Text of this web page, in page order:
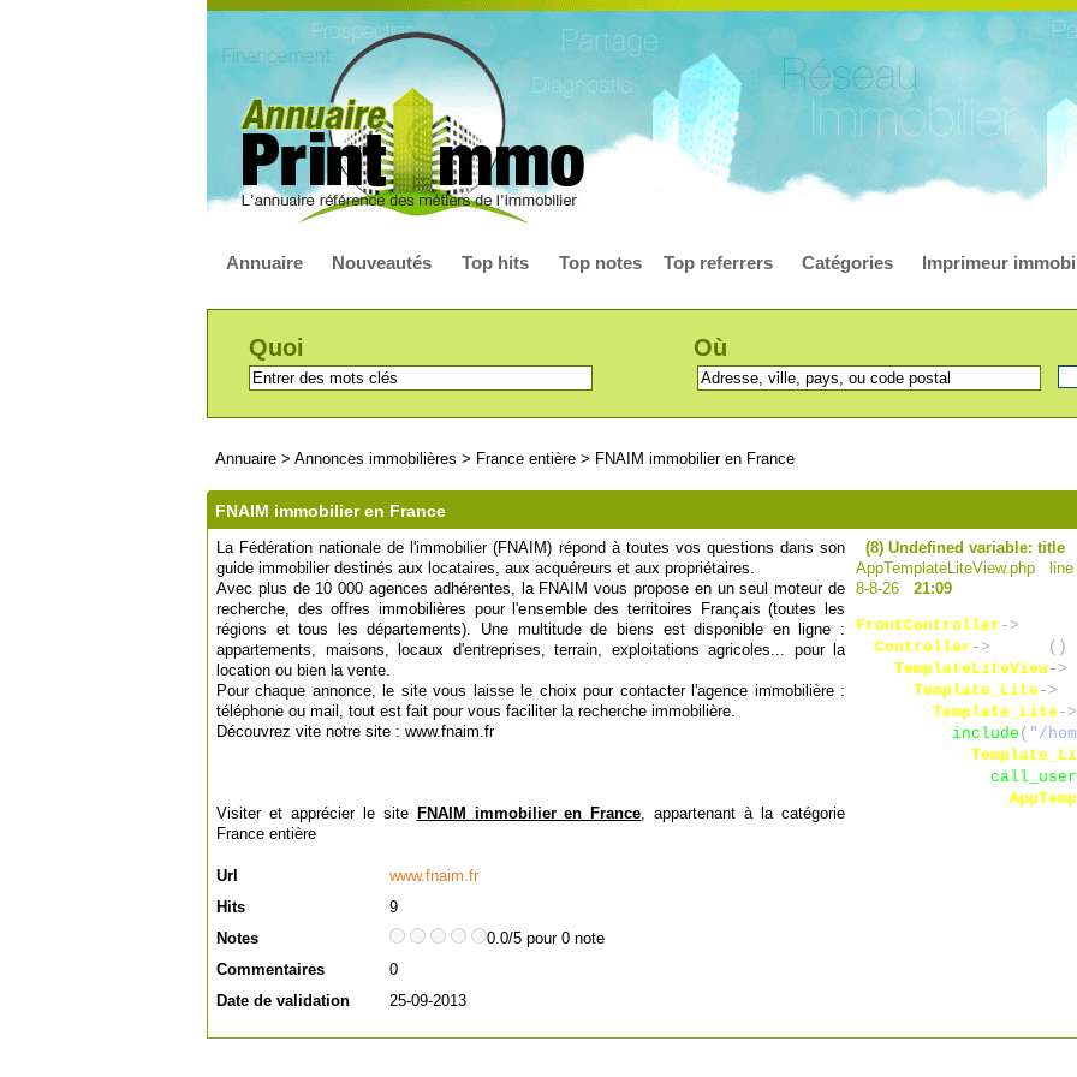
Annuaire Nouveautés Top hits Top notes Top referrers Catégories Imprimeur
Quoi Où
Annuaire > Annonces immobilières > France entière > FNAIM immobilier en France
FNAIM immobilier en France
La Fédération nationale de l'immobilier (FNAIM) répond à toutes vos questions dans son
guide immobilier destinés aux locataires, aux acquéreurs et aux propriétaires.
Avec plus de 10 000 agences adhérentes, la FNAIM vous propose en un seul moteur de
recherche, des offres immobilières pour l'ensemble des territoires Français (toutes les
régions et tous les départements). Une multitude de biens est disponible en ligne :
appartements, maisons, locaux d'entreprises, terrain, exploitations agricoles... pour la
location ou bien la vente.
Pour chaque annonce, le site vous laisse le choix pour contacter l'agence immobilière :
téléphone ou mail, tout est fait pour vous faciliter la recherche immobilière.
Découvrez vite notre site : www.fnaim.fr
Visiter et apprécier le site FNAIM immobilier en France, appartenant à la catégorie
France entière
Url
www.fnaim.fr
Hits
9
Notes
0.0/5 pour 0 note
Commentaires
0
Date de validation
25-09-2013
(8) Undefined variable: title
AppTemplateLiteView.php line
8-8-26 21:09
FrontController ->
Controller -> ( )
TemplateLiteView->
Template_Lite->
Template_Lite->
include ( "/